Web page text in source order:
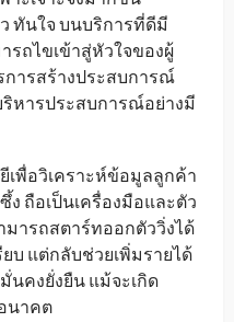
ทันใจ บนบริการที่ดีมี
ถไขเข้าสู่หัวใจของผู้
ารสร้างประสบการณ์
หารประสบการณ์อย่างมี
เพื่อวิเคราะห์ข้อมูลลูกค้า
ถือเป็นเครื่องมือและตัว
ารถสตาร์ทออกตัววิ่งได้
บ แต่กลับช่วยเพิ่มรายได้
นคงยั่งยืน แม้จะเกิด
นาคต